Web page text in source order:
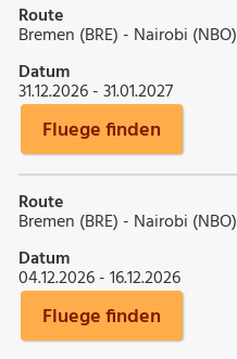
Route
Bremen (BRE) - Nairobi (NBO)
Datum
31.12.2026 - 31.01.2027
Fluege finden
Route
Bremen (BRE) - Nairobi (NBO)
Datum
04.12.2026 - 16.12.2026
Fluege finden